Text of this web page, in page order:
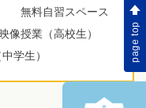
無料自習スペース
像授業（高校生）
学生）
page top